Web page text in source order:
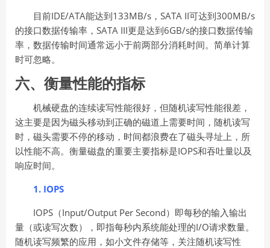
目前IDE/ATA能达到133MB/s，SATA II可达到300MB/s
的接口数据传输率，SATA III更是达到6GB/s的接口数据传输
率，数据传输时间通常远小于前两部分消耗时间。简单计算
时可忽略。
六、衡量性能的指标
机械硬盘的连续读写性能很好，但随机读写性能很差，
这主要是因为磁头移动到正确的磁道上需要时间，随机读写
时，磁头需要不停的移动，时间都浪费在了磁头寻址上，所
以性能不高。衡量磁盘的重要主要指标是IOPS和吞吐量以及
响应时间。
1. IOPS
IOPS（Input/Output Per Second）即每秒的输入输出
量（或读写次数），即指每秒内系统能处理的I/O请求数量。
随机读写频繁的应用，如小文件存储等，关注随机读写性